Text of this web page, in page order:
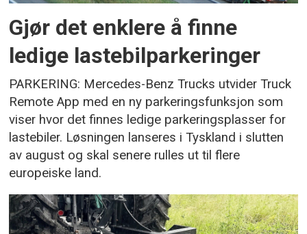
Gjør det enklere å finne
ledige lastebilparkeringer
PARKERING: Mercedes-Benz Trucks utvider Truck
Remote App med en ny parkeringsfunksjon som
viser hvor det finnes ledige parkeringsplasser for
lastebiler. Løsningen lanseres i Tyskland i slutten
av august og skal senere rulles ut til flere
europeiske land.